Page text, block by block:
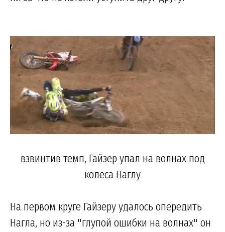
взвинтив темп, Гайзер упал на волнах под
колеса Наглу
На первом круге Гайзеру удалось опередить
Нагла, но из-за "глупой ошибки на волнах" он